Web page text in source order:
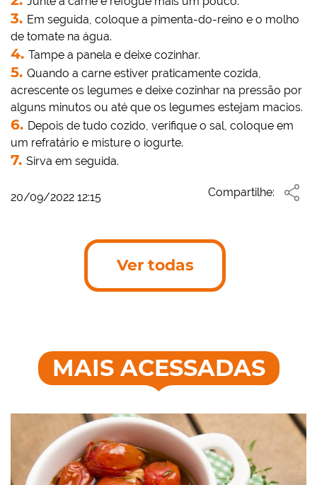
Em seguida, coloque a pimenta-do-reino e o molho
de tomate na água.
Tampe a panela e deixe cozinhar.
Quando a carne estiver praticamente cozida,
acrescente os legumes e deixe cozinhar na pressão por
alguns minutos ou até que os legumes estejam macios.
Depois de tudo cozido, verifique o sal, coloque em
um refratário e misture o iogurte.
Sirva em seguida.
20/09/2022 12:15 Compartilhe:
Ver todas
MAIS ACESSADAS